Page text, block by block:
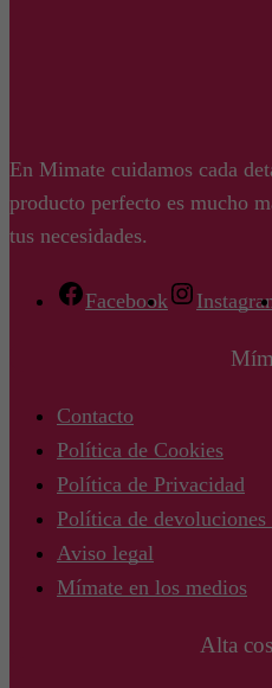
En Mimate cuidamos cada
producto perfecto es mucho
tus necesidades.
Facebook
Contacto
Política de Cookies
Política de Privacidad
Política de
Aviso legal
Mímate en los medios
Alta